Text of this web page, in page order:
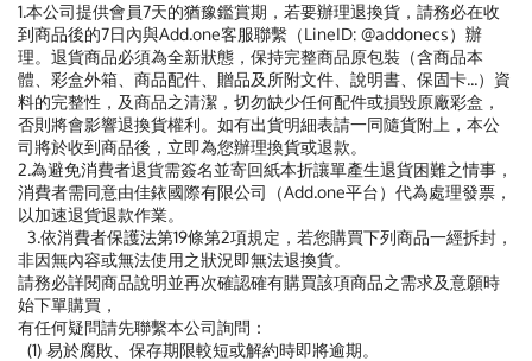
1.本公司提供會員7天的猶豫鑑賞期，若要辦理退換貨，請務必在收
到商品後的7日內與Add.one客服聯繫（LineID: @addonecs）辦
理。退貨商品必須為全新狀態，保持完整商品原包裝（含商品本
體、彩盒外箱、商品配件、贈品及所附文件、說明書、保固卡...）資
料的完整性，及商品之清潔，切勿缺少任何配件或損毀原廠彩盒，
否則將會影響退換貨權利。如有出貨明細表請一同隨貨附上，本公
司將於收到商品後，立即為您辦理換貨或退款。
2.為避免消費者退貨需簽名並寄回紙本折讓單產生退貨困難之情事，
消費者需同意由佳銥國際有限公司（Add.one平台）代為處理發票，
以加速退貨退款作業。
3.依消費者保護法第19條第2項規定，若您購買下列商品一經拆封，
非因無內容或無法使用之狀況即無法退換貨。
請務必詳閱商品說明並再次確認確有購買該項商品之需求及意願時
始下單購買，
有任何疑問請先聯繫本公司詢問：
(1) 易於腐敗、保存期限較短或解約時即將逾期。